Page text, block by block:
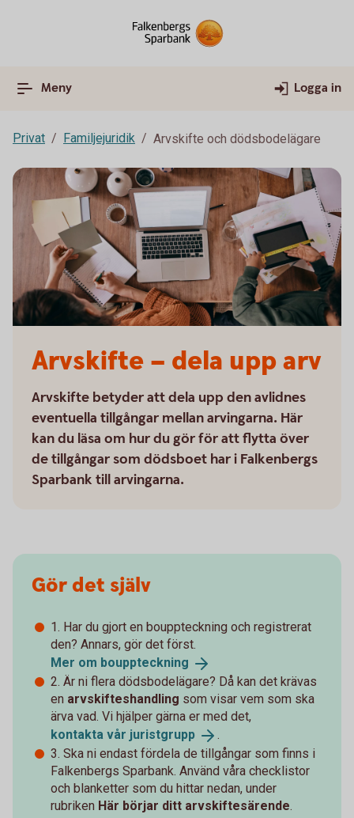
Meny Logga in
Privat Familjejuridik Arvskifte och dödsbodelägare
Arvskifte – dela upp arv
Arvskifte betyder att dela upp den avlidnes
eventuella tillgångar mellan arvingarna. Här
kan du läsa om hur du gör för att flytta över
de tillgångar som dödsboet har i Falkenbergs
Sparbank till arvingarna.
Gör det själv
1. Har du gjort en bouppteckning och registrerat
den? Annars, gör det först.
Mer om bouppteckning
2. Är ni flera dödsbodelägare? Då kan det krävas
en arvskifteshandling som visar vem som ska
ärva vad. Vi hjälper gärna er med det,
kontakta vår juristgrupp
.
3. Ska ni endast fördela de tillgångar som finns i
Falkenbergs Sparbank. Använd våra checklistor
och blanketter som du hittar nedan, under
rubriken Här börjar ditt arvskiftesärende.